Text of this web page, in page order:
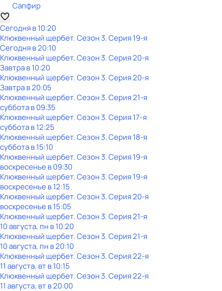
Сапфир
Сегодня в 10:20
Клюквенный щербет. Сезон 3. Серия 19-я
Сегодня в 20:10
Клюквенный щербет. Сезон 3. Серия 20-я
Завтра в 10:20
Клюквенный щербет. Сезон 3. Серия 20-я
Завтра в 20:05
Клюквенный щербет. Сезон 3. Серия 21-я
субботав09:35
Клюквенный щербет. Сезон 3. Серия 17-я
субботав12:25
Клюквенный щербет. Сезон 3. Серия 18-я
субботав15:10
Клюквенный щербет. Сезон 3. Серия 19-я
воскресенье в09:30
Клюквенный щербет. Сезон 3. Серия 19-я
воскресенье в12:15
Клюквенный щербет. Сезон 3. Серия 20-я
воскресенье в15:05
Клюквенный щербет. Сезон 3. Серия 21-я
10 августа, пн в 10:20
Клюквенный щербет. Сезон 3. Серия 21-я
10 августа, пн в 20:10
Клюквенный щербет. Сезон 3. Серия 22-я
11 августа, вт в 10:15
Клюквенный щербет. Сезон 3. Серия 22-я
11 августа, вт в 20:00